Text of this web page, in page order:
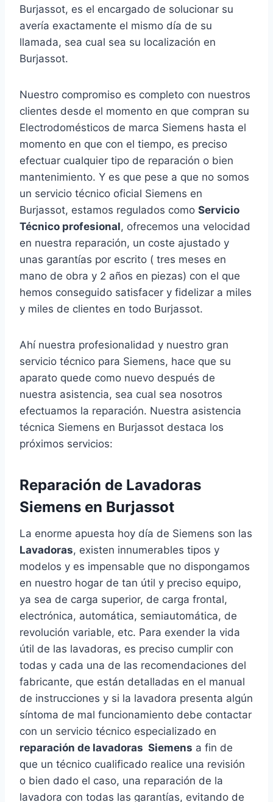
Burjassot, es el encargado de solucionar su
avería exactamente el mismo día de su
llamada, sea cual sea su localización en
Burjassot.
Nuestro compromiso es completo con nuestros
clientes desde el momento en que compran su
Electrodomésticos de marca Siemens hasta el
momento en que con el tiempo, es preciso
efectuar cualquier tipo de reparación o bien
mantenimiento. Y es que pese a que no somos
un servicio técnico oficial Siemens en
Burjassot, estamos regulados como Servicio
Técnico profesional, ofrecemos una velocidad
en nuestra reparación, un coste ajustado y
unas garantías por escrito ( tres meses en
mano de obra y 2 años en piezas) con el que
hemos conseguido satisfacer y fidelizar a miles
y miles de clientes en todo Burjassot.
Ahí nuestra profesionalidad y nuestro gran
servicio técnico para Siemens, hace que su
aparato quede como nuevo después de
nuestra asistencia, sea cual sea nosotros
efectuamos la reparación. Nuestra asistencia
técnica Siemens en Burjassot destaca los
próximos servicios:
Reparación de Lavadoras
Siemens en Burjassot
La enorme apuesta hoy día de Siemens son las
Lavadoras, existen innumerables tipos y
modelos y es impensable que no dispongamos
en nuestro hogar de tan útil y preciso equipo,
ya sea de carga superior, de carga frontal,
electrónica, automática, semiautomática, de
revolución variable, etc. Para exender la vida
útil de las lavadoras, es preciso cumplir con
todas y cada una de las recomendaciones del
fabricante, que están detalladas en el manual
de instrucciones y si la lavadora presenta algún
síntoma de mal funcionamiento debe contactar
con un servicio técnico especializado en
reparación de lavadoras Siemens a fin de
que un técnico cualificado realice una revisión
o bien dado el caso, una reparación de la
lavadora con todas las garantías, evitando de